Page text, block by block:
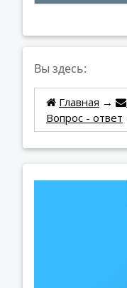
Вы здесь:
Главная →
Вопрос - ответ